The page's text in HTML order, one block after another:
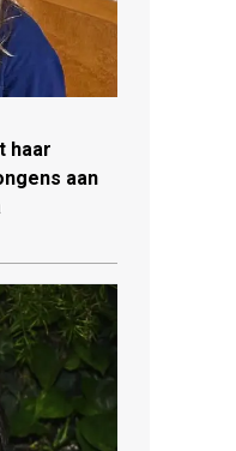
haar
aan